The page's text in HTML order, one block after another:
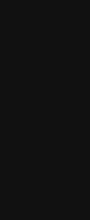
ンタビュ